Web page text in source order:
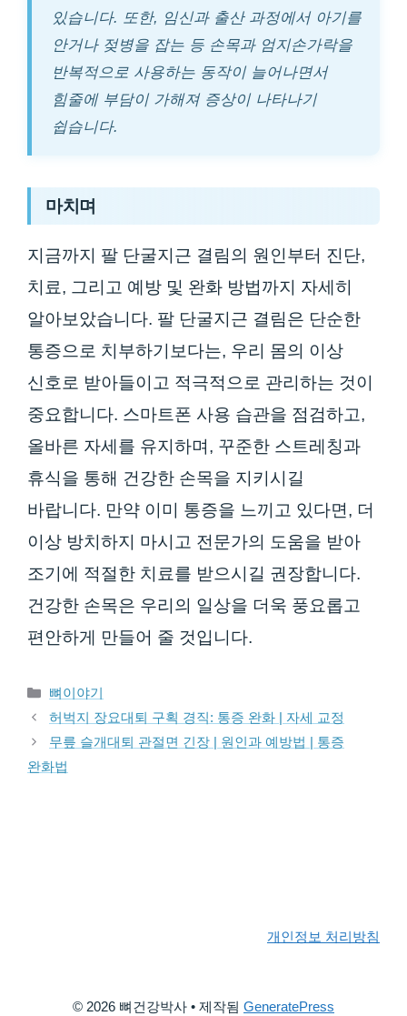
있습니다. 또한, 임신과 출산 과정에서 아기를
안거나 젖병을 잡는 등 손목과 엄지손가락을
반복적으로 사용하는 동작이 늘어나면서
힘줄에 부담이 가해져 증상이 나타나기
쉽습니다.
마치며
지금까지 팔 단굴지근 결림의 원인부터 진단,
치료, 그리고 예방 및 완화 방법까지 자세히
알아보았습니다. 팔 단굴지근 결림은 단순한
통증으로 치부하기보다는, 우리 몸의 이상
신호로 받아들이고 적극적으로 관리하는 것이
중요합니다. 스마트폰 사용 습관을 점검하고,
올바른 자세를 유지하며, 꾸준한 스트레칭과
휴식을 통해 건강한 손목을 지키시길
바랍니다. 만약 이미 통증을 느끼고 있다면, 더
이상 방치하지 마시고 전문가의 도움을 받아
조기에 적절한 치료를 받으시길 권장합니다.
건강한 손목은 우리의 일상을 더욱 풍요롭고
편안하게 만들어 줄 것입니다.
카테고리
뼈이야기
허벅지 장요대퇴 구획 경직: 통증 완화 | 자세 교정
무릎 슬개대퇴 관절면 긴장 | 원인과 예방법 | 통증
완화법
개인정보 처리방침
© 2026 뼈건강박사 • 제작됨 GeneratePress